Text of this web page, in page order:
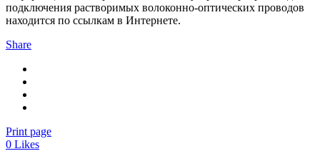
подключения растворимых волоконно-оптических проводов
находится по ссылкам в Интернете.
Share
Print page
0 Likes